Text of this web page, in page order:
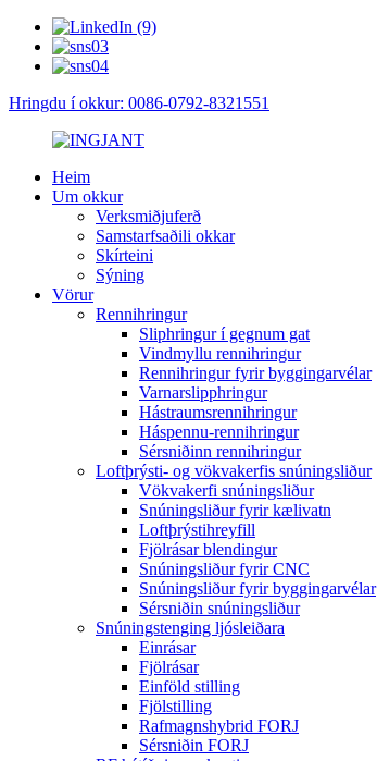
Hringdu í okkur: 0086-0792-8321551
Heim
Um okkur
Verksmiðjuferð
Samstarfsaðili okkar
Skírteini
Sýning
Vörur
Rennihringur
Sliphringur í gegnum gat
Vindmyllu rennihringur
Rennihringur fyrir byggingarvélar
Varnarslipphringur
Hástraumsrennihringur
Háspennu-rennihringur
Sérsniðinn rennihringur
Loftþrýsti- og vökvakerfis snúningsliður
Vökvakerfi snúningsliður
Snúningsliður fyrir kælivatn
Loftþrýstihreyfill
Fjölrásar blendingur
Snúningsliður fyrir CNC
Snúningsliður fyrir byggingarvélar
Sérsniðin snúningsliður
Snúningstenging ljósleiðara
Einrásar
Fjölrásar
Einföld stilling
Fjölstilling
Rafmagnshybrid FORJ
Sérsniðin FORJ